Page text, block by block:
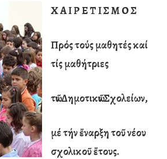
Χ Α Ι Ρ Ε Τ Ι Σ Μ Ο Σ
Πρός τούς μαθητές καί
τίς μαθήτριες
τῶν Δημοτικῶν Σχολείων,
μέ τήν ἔναρξη τοῦ νέου
σχολικοῦ ἔτους.